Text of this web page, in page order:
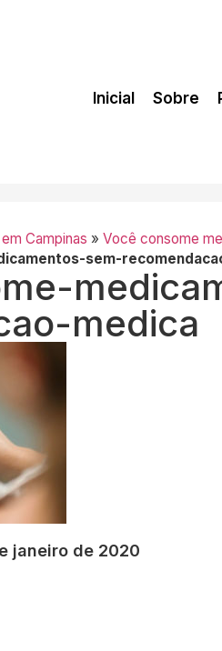
Inicial Sobre
Campinas » Você consome
sem-
medica
janeiro de 2020